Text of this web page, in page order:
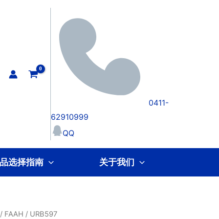
0411-
62910999
QQ
选择指南 关于我们
/ FAAH / URB597